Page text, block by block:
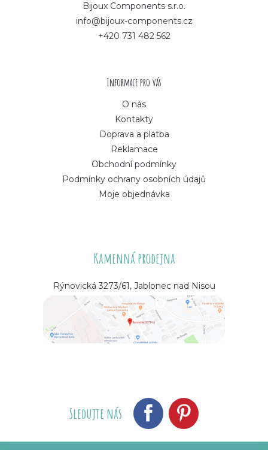
Bijoux Components s.r.o.
info@bijoux-components.cz
+420 731 482 562
Informace pro vás
O nás
Kontakty
Doprava a platba
Reklamace
Obchodní podmínky
Podmínky ochrany osobních údajů
Moje objednávka
Kamenná prodejna
Rýnovická 3273/61, Jablonec nad Nisou
Sledujte nás